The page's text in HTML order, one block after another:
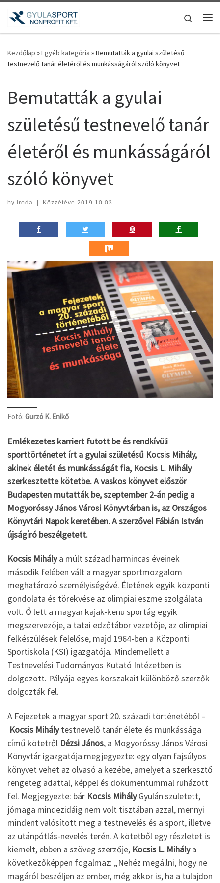
Teljes tartalom megjelenítése
Search
Kezdőlap »Egyéb kategória »Bemutatták a gyulai születésű
testnevelő tanár életéről és munkásságáról szóló könyvet
Bemutatták a gyulai
születésű testnevelő tanár
életéről és munkásságáról
szóló könyvet
by iroda | Közzétéve 2019.10.03.
Fotó: Gurzó K. Enikő
Emlékezetes karriert futott be és rendkívüli
sporttörténetet írt a gyulai születésű Kocsis Mihály,
akinek életét és munkásságát fia, Kocsis L. Mihály
szerkesztette kötetbe. A vaskos könyvet először
Budapesten mutatták be, szeptember 2-án pedig a
Mogyoróssy János Városi Könyvtárban is, az Országos
Könyvtári Napok keretében. A szerzővel Fábián István
újságíró beszélgetett.
Kocsis Mihálya múlt század harmincas éveinek
második felében vált a magyar sportmozgalom
meghatározó személyiségévé. Életének egyik központi
gondolata és törekvése az olimpiai eszme szolgálata
volt. Ő lett a magyar kajak-kenu sportág egyik
megszervezője, a tatai edzőtábor vezetője, az olimpiai
felkészülések felelőse, majd 1964-ben a Központi
Sportiskola (KSI) igazgatója. Mindemellett a
Testnevelési Tudományos Kutató Intézetben is
dolgozott. Pályája egyes korszakait különböző szerzők
dolgozták fel.
A Fejezetek a magyar sport 20. századi történetéből –
Kocsis Mihálytestnevelő tanár élete és munkássága
című kötetről Dézsi János, a Mogyoróssy János Városi
Könyvtár igazgatója megjegyezte: egy olyan fajsúlyos
könyvet vehet az olvasó a kezébe, amelyet a szerkesztő
rengeteg adattal, képpel és dokumentummal ruházott
fel. Megjegyezte: bár Kocsis MihályGyulán született,
jómaga mindezidáig nem volt tisztában azzal, mennyi
mindent valósított meg a testnevelés és a sport, illetve
az utánpótlás-nevelés terén. A kötetből egy részletet is
kiemelt, ebben a szöveg szerzője, Kocsis L. Mihálya
következőképpen fogalmaz: „Nehéz megállni, hogy ne
magáról beszéljen az ember, még akkor is, ha a tulajdon